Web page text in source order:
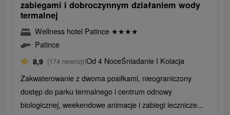
zabiegami i dobroczynnym działaniem wody
termalnej
Wellness hotel Patince ★★★★
Patince
8,9 (174 recenzji)Od 4 NoceŚniadanie I Kolacja
Zakwaterowanie z dwoma posiłkami, nieograniczony
dostęp do parku termalnego i centrum odnowy
biologicznej, weekendowe animacje i zabiegi lecznicze...